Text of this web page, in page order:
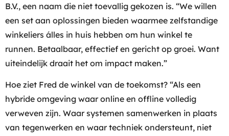
B.V., een naam die niet toevallig gekozen is. “We willen
een set aan oplossingen bieden waarmee zelfstandige
winkeliers álles in huis hebben om hun winkel te
runnen. Betaalbaar, effectief en gericht op groei. Want
uiteindelijk draait het om impact maken.”
Hoe ziet Fred de winkel van de toekomst? “Als een
hybride omgeving waar online en offline volledig
verweven zijn. Waar systemen samenwerken in plaats
van tegenwerken en waar techniek ondersteunt, niet